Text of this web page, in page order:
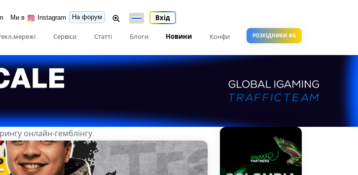
Ми в Instagram На форум Вхід
Сервіси Статті Блоги Новини Конфи РОЗХІДНИКИ ФБ
онлайн-гемблінгу